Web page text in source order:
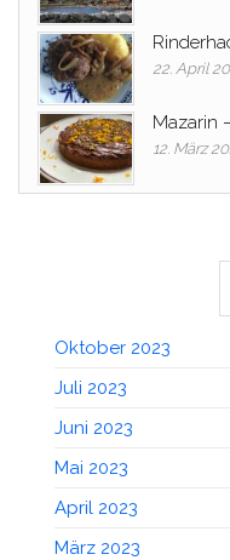
22. April
Mazarin
12. März
Oktober 2023
Juli 2023
Juni 2023
Mai 2023
April 2023
März 2023